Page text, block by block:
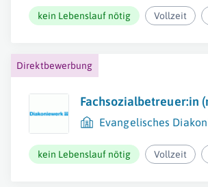
kein Lebenslauf nötig Vollzeit
Direktbewerbung
Fachsozialbetreuer:in
Evangelisches
kein Lebenslauf nötig Vollzeit